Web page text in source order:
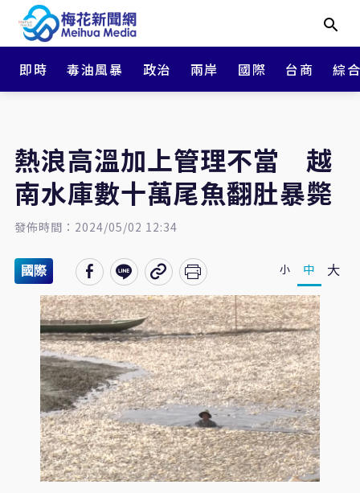
即時 毒油風暴 政治 兩岸 國際 台商 綜
熱浪高溫加上管理不當 越
南水庫數十萬尾魚翻肚暴斃
發佈時間：2024/05/02 12:34
國際 小 中 大